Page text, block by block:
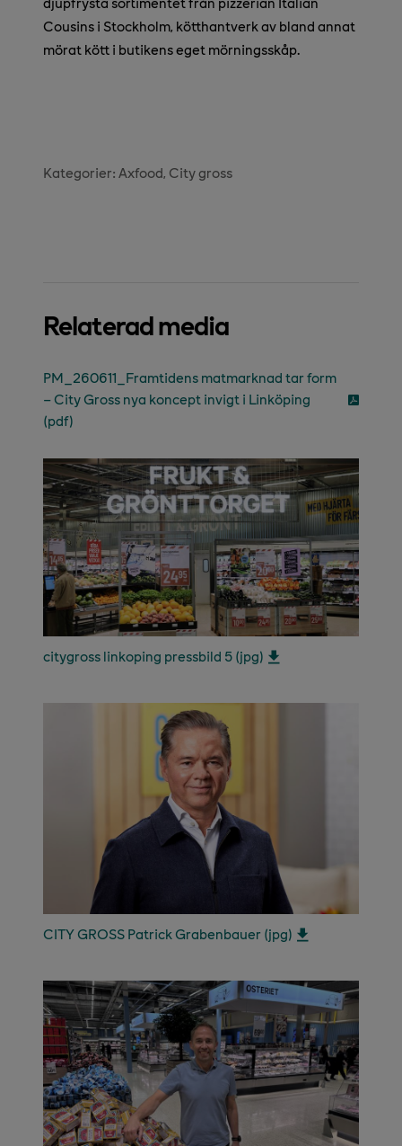
Cousins i Stockholm, kötthantverk av bland annat
mörat kött i butikens eget mörningsskåp.
Kategorier: Axfood City gross
Relaterad media
PM_260611_Framtidens matmarknad tar form
– City Gross nya koncept invigt i Linköping
(pdf)
citygross linkoping pressbild 5 (jpg)
CITY GROSS Patrick Grabenbauer (jpg)